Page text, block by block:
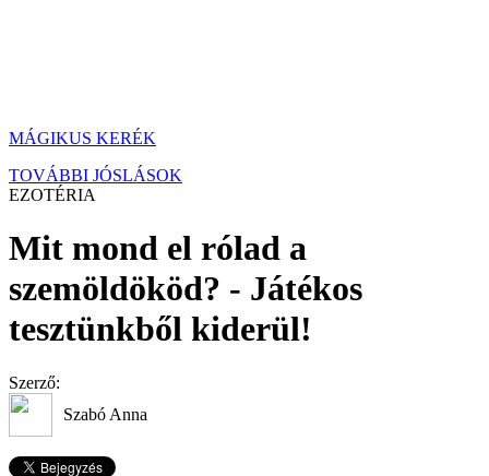
MÁGIKUS KERÉK
TOVÁBBI JÓSLÁSOK
EZOTÉRIA
Mit mond el rólad a
szemöldököd? - Játékos
tesztünkből kiderül!
Szerző:
Szabó Anna